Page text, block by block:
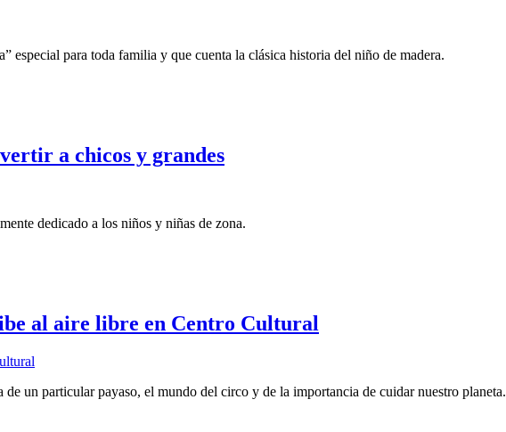
especial para toda familia y que cuenta la clásica historia del niño de madera.
a chicos y grandes
dedicado a los niños y niñas de zona.
al aire libre en Centro Cultural
un particular payaso, el mundo del circo y de la importancia de cuidar nuestro planeta.